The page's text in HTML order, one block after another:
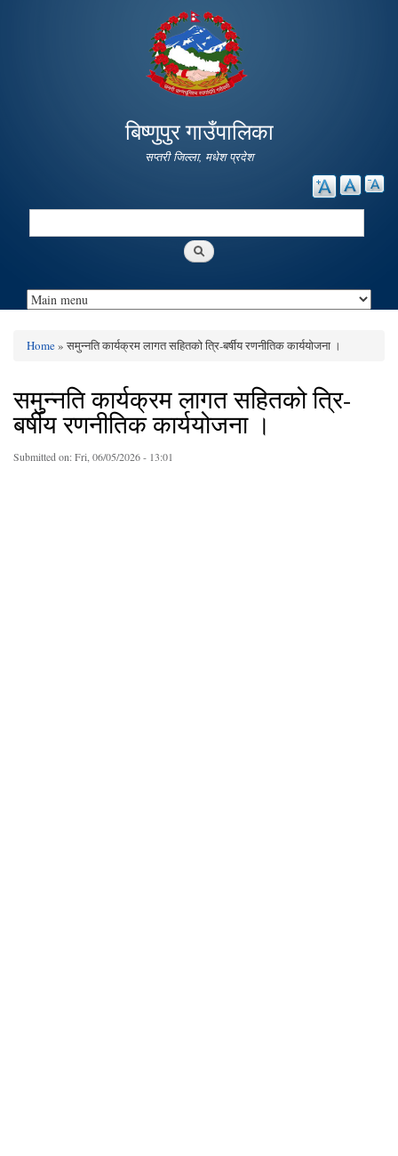
main
content
बिष्णुपुर गाउँपालिका
सप्तरी जिल्ला, मधेश प्रदेश
Search
You are here
Home» समुन्नति कार्यक्रम लागत सहितको त्रि-बर्षीय रणनीतिक कार्ययोजना ।
समुन्नति कार्यक्रम लागत सहितको त्रि-
बर्षीय रणनीतिक कार्ययोजना ।
Submitted on:Fri, 06/05/2026 - 13:01